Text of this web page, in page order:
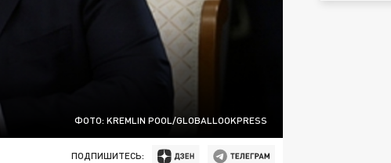
ФОТО: KREMLIN POOL/GLOBALLOOKPRESS
ПОДПИШИТЕСЬ: